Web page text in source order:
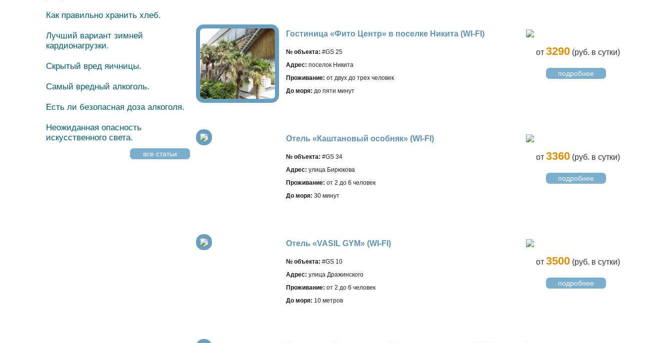
Как правильно хранить хлеб.
Лучший вариант зимней
кардионагрузки.
Скрытый вред яичницы.
Самый вредный алкоголь.
Есть ли безопасная доза алкоголя.
Неожиданная опасность
искусственного света.
все статьи
Гостиница «Фито Центр» в поселке Никита (WI-FI)
№ объекта: #GS 25
Адрес: поселок Никита
Проживание: от двух до трех человек
До моря: до пяти минут
от 3290 (руб. в сутки)
подробнее
Отель «Каштановый особняк» (WI-FI)
№ объекта: #GS 34
Адрес: улица Бирюкова
Проживание: от 2 до 6 человек
До моря: 30 минут
от 3360 (руб. в сутки)
подробнее
Отель «VASIL GYM» (WI-FI)
№ объекта: #GS 10
Адрес: улица Дражинского
Проживание: от 2 до 6 человек
До моря: 10 метров
от 3500 (руб. в сутки)
подробнее